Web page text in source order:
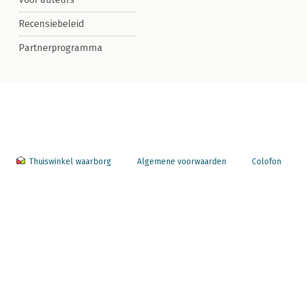
Recensiebeleid
Partnerprogramma
Thuiswinkel waarborg Algemene voorwaarden Colofon